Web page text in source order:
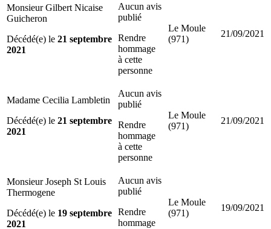
Monsieur Gilbert Nicaise
Guicheron
Décédé(e) le 21 septembre
2021
Aucun avis
publié
Rendre
hommage
à cette
personne
Le Moule
(971)
21/09/2021
Madame Cecilia Lambletin
Décédé(e) le 21 septembre
2021
Aucun avis
publié
Rendre
hommage
à cette
personne
Le Moule
(971)
21/09/2021
Monsieur Joseph St Louis
Thermogene
Décédé(e) le 19 septembre
2021
Aucun avis
publié
Rendre
hommage
Le Moule
(971)
19/09/2021